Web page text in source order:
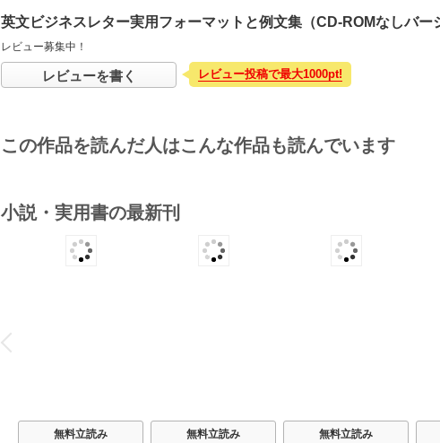
英文ビジネスレター実用フォーマットと例文集（CD-ROMなしバー
レビュー募集中！
レビューを書く レビュー投稿で最大1000pt!
この作品を読んだ人はこんな作品も読んでいます
小説・実用書の最新刊
P
r
e
i
u
無料立読み
無料立読み
無料立読み